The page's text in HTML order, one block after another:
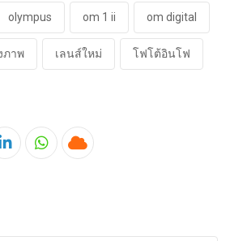
olympus om 1 ii om digital
ภาพ เลนส์ใหม่ โฟโต้อินโฟ
LinkedInWhatsapp
Cloud